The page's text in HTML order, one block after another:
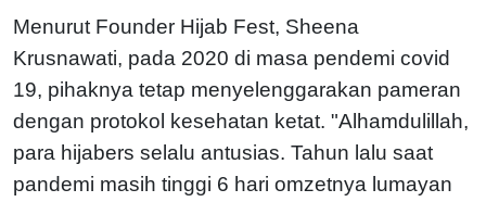
Menurut Founder Hijab Fest, Sheena
Krusnawati, pada 2020 di masa pendemi covid
19, pihaknya tetap menyelenggarakan pameran
dengan protokol kesehatan ketat. "Alhamdulillah,
para hijabers selalu antusias. Tahun lalu saat
pandemi masih tinggi 6 hari omzetnya lumayan